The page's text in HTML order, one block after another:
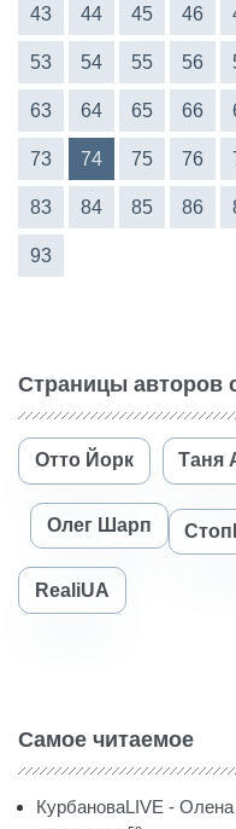
43 44 45 46
53 54 55 56
63 64 65 66
73 74 75 76
83 84 85 86
93
Страницы авторов
Отто Йорк Таня
Олег Шарп
RealiUA
Самое читаемое
КурбановаLIVE -